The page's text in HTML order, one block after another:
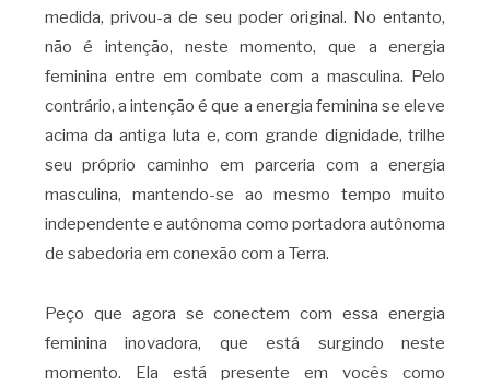
medida, privou-a de seu poder original. No entanto,
não é intenção, neste momento, que a energia
feminina entre em combate com a masculina. Pelo
contrário, a intenção é que a energia feminina se eleve
acima da antiga luta e, com grande dignidade, trilhe
seu próprio caminho em parceria com a energia
masculina, mantendo-se ao mesmo tempo muito
independente e autônoma como portadora autônoma
de sabedoria em conexão com a Terra.
Peço que agora se conectem com essa energia
feminina inovadora, que está surgindo neste
momento. Ela está presente em vocês como